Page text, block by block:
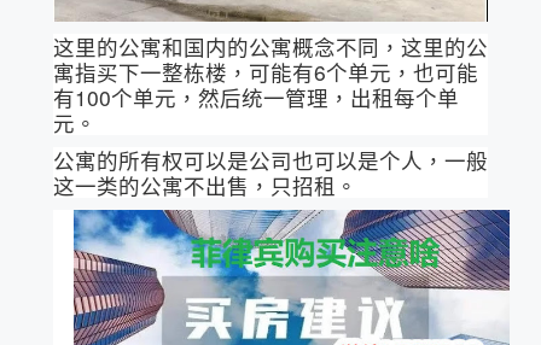
这里的公寓和国内的公寓概念不同，这里的公
寓指买下一整栋楼，可能有6个单元，也可能
有100个单元，然后统一管理，出租每个单
元。
公寓的所有权可以是公司也可以是个人，一般
这一类的公寓不出售，只招租。